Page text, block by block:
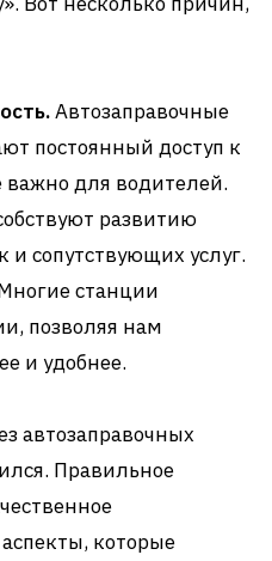
Автозаправочные
постоянный доступ к
важно для водителей.
развитию
и сопутствующих услуг.
станции
позволяя нам
и удобнее.
автозаправочных
Правильное
которые